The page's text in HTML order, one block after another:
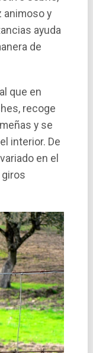
animoso y
ayuda
de
que en
recoge
y se
interior. De
en el
giros